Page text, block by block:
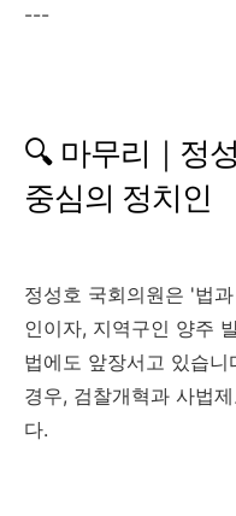
---
🔍 마무리｜정
중심의 정치인
정성호 국회의원은 '법
인이자, 지역구인 양주
법에도 앞장서고 있습
경우, 검찰개혁과 사법
다.